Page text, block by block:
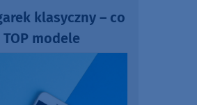
klasyczny – co
modele